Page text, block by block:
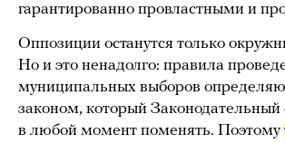
гарантированно провластными и
Оппозиции останутся только
Но и это ненадолго: правила
муниципальных выборов
законом, который Законодательный
в любой момент поменять. Поэтому